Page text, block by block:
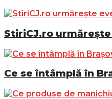
StiriCJ.ro
Ce se întâmplă în